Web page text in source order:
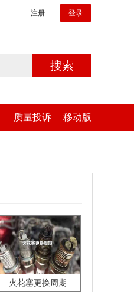
注册 登录
搜索
质量投诉 移动版
火花塞更换周期